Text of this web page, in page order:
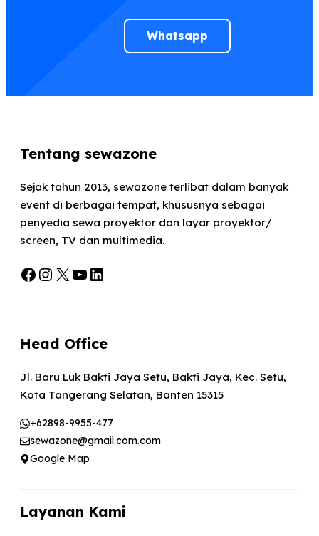
Whatsapp
Tentang sewazone
Sejak tahun 2013, sewazone terlibat dalam banyak
event di berbagai tempat, khususnya sebagai
penyedia sewa proyektor dan layar proyektor/
screen, TV dan multimedia.
Facebook
Instagram
X YouTube
LinkedIn
Head Office
Jl. Baru Luk Bakti Jaya Setu, Bakti Jaya, Kec. Setu,
Kota Tangerang Selatan, Banten 15315
+62898-9955-477
sewazone@gmail.com.com
Google Map
Layanan Kami